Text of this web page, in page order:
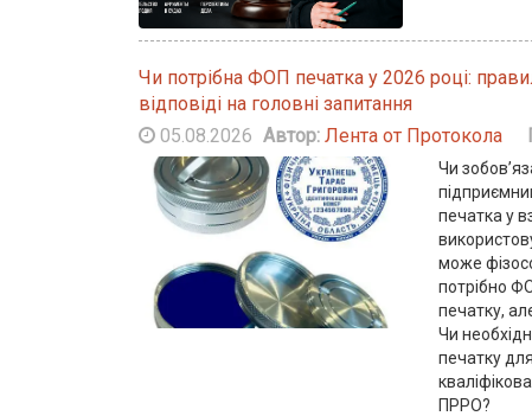
Чи потрібна ФОП печатка у 2026 році:
відповіді на головні запитання
05.08.2026 Автор: Лента от Протокола
Чи
печатка у
може
потрібно
печатку,
Чи
печатку
ПРРО?